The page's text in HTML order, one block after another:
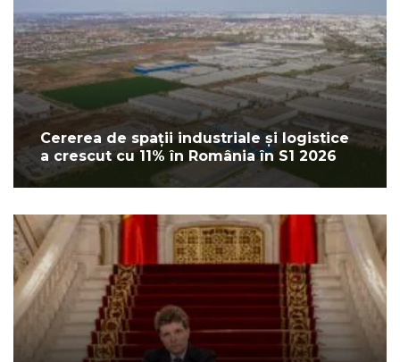
Cererea de spații industriale și logistice
a crescut cu 11% în România în S1 2026